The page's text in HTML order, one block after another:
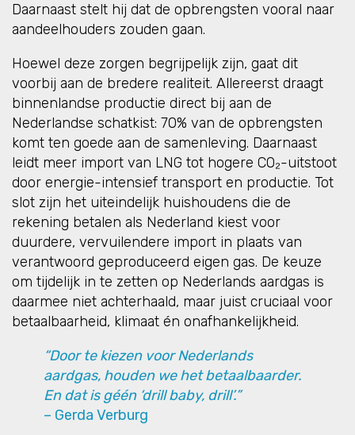
Daarnaast stelt hij dat de opbrengsten vooral naar
aandeelhouders zouden gaan.
Hoewel deze zorgen begrijpelijk zijn, gaat dit
voorbij aan de bredere realiteit. Allereerst draagt
binnenlandse productie direct bij aan de
Nederlandse schatkist: 70% van de opbrengsten
komt ten goede aan de samenleving. Daarnaast
leidt meer import van LNG tot hogere CO₂-uitstoot
door energie-intensief transport en productie. Tot
slot zijn het uiteindelijk huishoudens die de
rekening betalen als Nederland kiest voor
duurdere, vervuilendere import in plaats van
verantwoord geproduceerd eigen gas. De keuze
om tijdelijk in te zetten op Nederlands aardgas is
daarmee niet achterhaald, maar juist cruciaal voor
betaalbaarheid, klimaat én onafhankelijkheid.
“Door te kiezen voor Nederlands
aardgas, houden we het betaalbaarder.
En dat is géén ‘drill baby, drill’.”
– Gerda Verburg